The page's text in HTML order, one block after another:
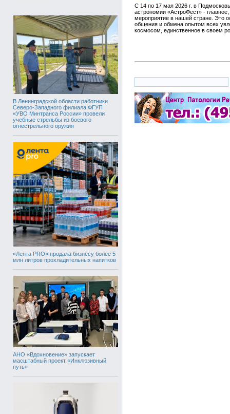
В Ленинградской области работники
Северо-Западного филиала ФГУП
«УВО Минтранса России» провели
учебные стрельбы из боевого
огнестрельного оружия
«Лента PRO» продала бизнесу более 5
млн литров прохладительных напитков
АНО «Вдохновение» запускает
масштабный проект «Инклюзивный
путь»
С 14 по 17 мая 2026 г. в
астрономии «АстроФест» -
мероприятие в нашей стране. Это
общения и обмена опытом всех
космосом, единственное в своем